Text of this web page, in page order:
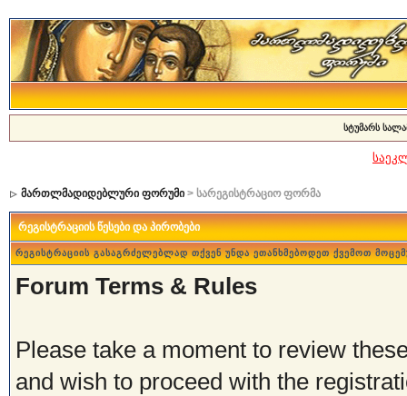
სტუმარს
მართლმადიდებლური ფორუმი> სარეგისტრაციო ფორმა
რეგისტრაციის წესები და პირობები
რეგისტრაციის გასაგრძელებლად თქვენ უნდა ეთანხმებოდეთ ქვემოთ
Forum Terms & Rules
Please take a moment to review
and wish to proceed with the